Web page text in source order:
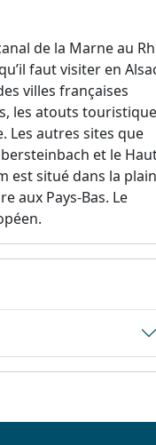
de la Marne au
faut visiter en
villes françaises
les atouts
Les autres sites que
et le
est situé dans la
aux Pays-Bas. Le